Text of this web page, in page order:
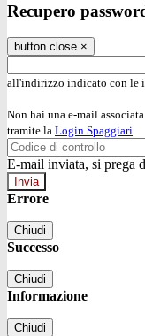
Recupero
button close ×
all'indirizzo indicato con le
Non hai una e-mail
tramite la Login Spaggiari
E-mail inviata, si prega
Errore
Chiudi
Successo
Chiudi
Informazione
Chiudi